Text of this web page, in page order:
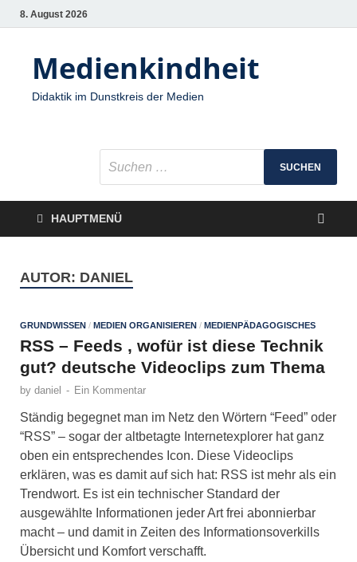
8. August 2026
Medienkindheit
Didaktik im Dunstkreis der Medien
HAUPTMENÜ
AUTOR: DANIEL
GRUNDWISSEN / MEDIEN ORGANISIEREN / MEDIENPÄDAGOGISCHES
RSS – Feeds , wofür ist diese Technik
gut? deutsche Videoclips zum Thema
by daniel - Ein Kommentar
Ständig begegnet man im Netz den Wörtern “Feed” oder
“RSS” – sogar der altbetagte Internetexplorer hat ganz
oben ein entsprechendes Icon. Diese Videoclips
erklären, was es damit auf sich hat: RSS ist mehr als ein
Trendwort. Es ist ein technischer Standard der
ausgewählte Informationen jeder Art frei abonnierbar
macht – und damit in Zeiten des Informationsoverkills
Übersicht und Komfort verschafft.